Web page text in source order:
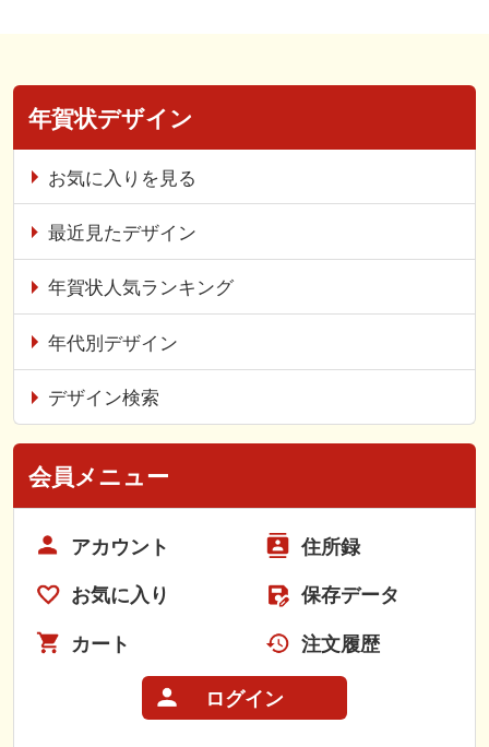
年賀状デザイン
お気に入りを見る
最近見たデザイン
年賀状人気ランキング
年代別デザイン
デザイン検索
会員メニュー
アカウント 住所録
お気に入り 保存データ
カート 注文履歴
ログイン